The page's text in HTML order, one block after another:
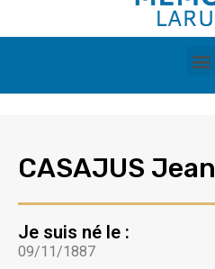
CASAJUS Jean
Je suis né le :
09/11/1887